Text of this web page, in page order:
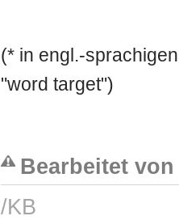
(* in engl.-
"word target")
Bearbeitet
/KB